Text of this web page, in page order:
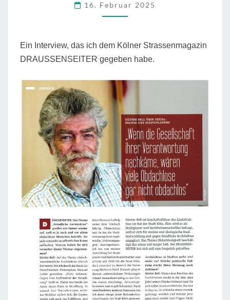
WÄREN
VIELE
NICHT
OBDACHLOS.
16. Februar 2025
Ein Interview, das ich dem Kölner Strassenmagazin
DRAUSSENSEITER gegeben habe.